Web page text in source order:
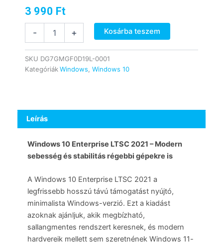
3 990 Ft
-
Windows
Enterprise
LTSC
+ Kosárba teszem
SKU DG7GMGF0D19L-0001
Kategóriák Windows Windows 10
Leírás
Windows 10 Enterprise LTSC 2021 – Modern
sebesség és stabilitás régebbi gépekre is
A Windows 10 Enterprise LTSC 2021 a
legfrissebb hosszú távú támogatást nyújtó,
minimalista Windows-verzió. Ezt a kiadást
azoknak ajánljuk, akik megbízható,
sallangmentes rendszert keresnek, és modern
hardvereik mellett sem szeretnének Windows 11-